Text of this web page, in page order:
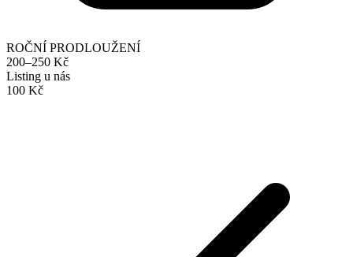
ROČNÍ PRODLOUŽENÍ
200–250 Kč
Listing u nás
100 Kč